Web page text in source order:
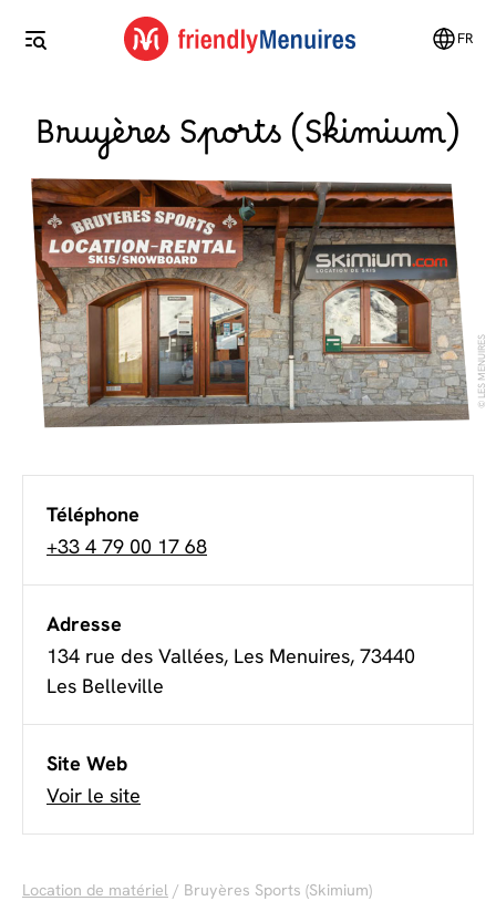
FR
Bruyères Sports (Skimium)
LES MENUIRES
Téléphone
+33 4 79 00 17 68
Adresse
134 rue des Vallées, Les Menuires, 73440
Les Belleville
Site Web
Voir le site
Location de matériel / Bruyères Sports (Skimium)